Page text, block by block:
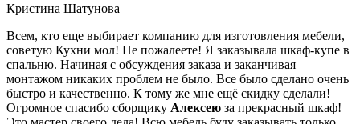
Кристина Шатунова
Всем, кто еще выбирает компанию для изготовления мебели,
советую Кухни мол! Не пожалеете! Я заказывала шкаф-купе в
спальню. Начиная с обсуждения заказа и заканчивая
монтажом никаких проблем не было. Все было сделано очень
быстро и качественно. К тому же мне ещё скидку сделали!
Огромное спасибо сборщику Алексею за прекрасный шкаф!